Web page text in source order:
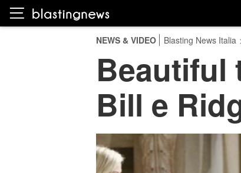
NEWS & VIDEO Blasting News Italia
Beautiful
Bill e